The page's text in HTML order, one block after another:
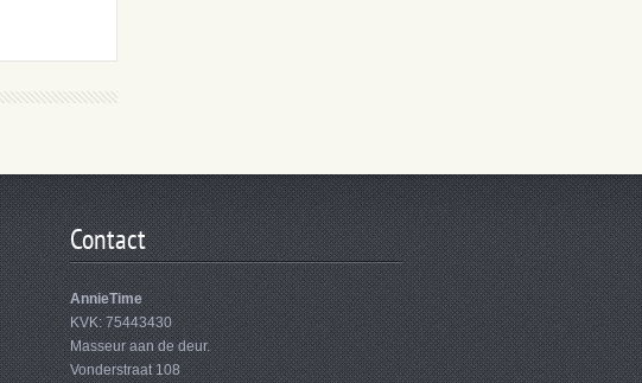
Contact
AnnieTime
KVK: 75443430
Masseur aan de deur.
Vonderstraat 108